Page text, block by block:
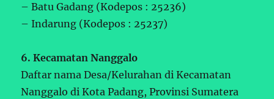
– Batu Gadang (Kodepos : 25236)
– Indarung (Kodepos : 25237)
6. Kecamatan Nanggalo
Daftar nama Desa/Kelurahan di Kecamatan
Nanggalo di Kota Padang, Provinsi Sumatera